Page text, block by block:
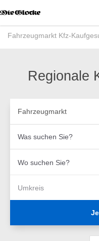
Modus
aktivieren
zurFahrzeugmarkt Kfz-
Regionale
Fahrzeugmarkt
suchen
Sie?
suchen
Umkreis